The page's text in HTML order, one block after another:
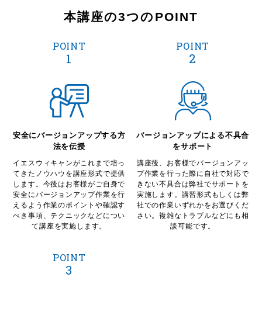
本講座の3つのPOINT
POINT
1
安全にバージョンアップする方
法を伝授
イエスウィキャンがこれまで培っ
てきた ノウハウを講座形式で提供
します。 今後はお客様がご自身で
安全にバージョンアップ作業を行
えるよう 作業のポイントや確認す
べき事項、テクニックなどについ
て講座を実施します。
POINT
2
バージョンアップによる不具合
をサポート
講座後、お客様でバージョンアッ
プ作業を行った際に自社で対応で
きない不具合は弊社でサポートを
実施します。 講習形式もしくは弊
社での作業いずれかを お選びくだ
さい。複雑なトラブルなどにも相
談可能です。
POINT
3